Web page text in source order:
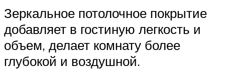
Зеркальное потолочное покрытие
добавляет в гостиную легкость и
объем, делает комнату более
глубокой и воздушной.